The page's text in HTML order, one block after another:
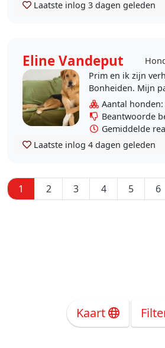
Laatste inlog 3 dagen geleden
Eline Vandeput
Prim en ik zijn
Bonheiden. Mijn
zoeken iemand
van werkdrukte of
weekendplannen -
Aantal honden:
Beantwoorde
Gemiddelde
Laatste inlog 4 dagen geleden
1 2 3 4 5 6
Kaart